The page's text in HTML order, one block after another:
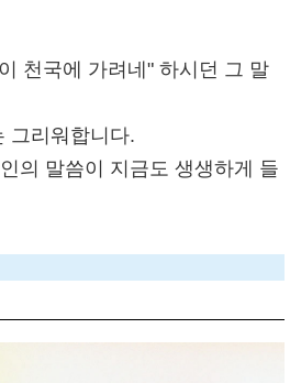
천국에 가려네" 하시던 그 말
그리워합니다.
의 말씀이 지금도 생생하게 들